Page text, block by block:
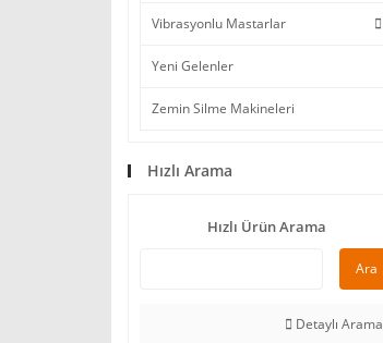
Vibrasyonlu Mastarlar
Yeni Gelenler
Zemin Silme Makineleri
Hızlı Arama
Hızlı Ürün Arama
Ara
Detaylı Arama